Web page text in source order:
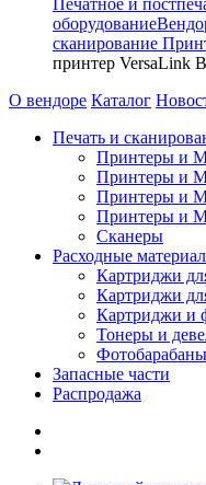
оборудование
сканирование
принтер VersaLink
О вендоре Каталог
Печать и
Принтеры и
Принтеры и
Принтеры и
Принтеры и
Сканеры
Расходные
Картриджи
Картриджи
Картриджи и
Тонеры и
Запасные части
Распродажа